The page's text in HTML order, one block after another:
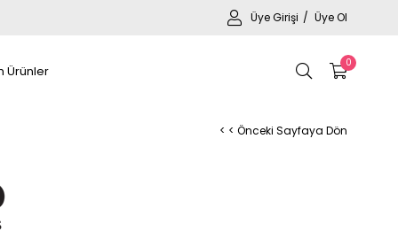
Üye Girişi Üye Ol
0
Ürünler
< < Önceki Sayfaya Dön